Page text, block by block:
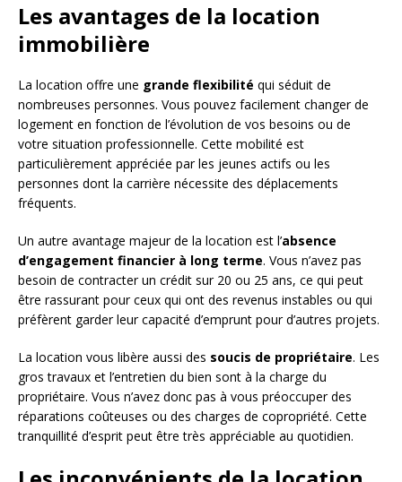
Les avantages de la location
immobilière
La location offre une grande flexibilité qui séduit de
nombreuses personnes. Vous pouvez facilement changer de
logement en fonction de l’évolution de vos besoins ou de
votre situation professionnelle. Cette mobilité est
particulièrement appréciée par les jeunes actifs ou les
personnes dont la carrière nécessite des déplacements
fréquents.
Un autre avantage majeur de la location est l’absence
d’engagement financier à long terme. Vous n’avez pas
besoin de contracter un crédit sur 20 ou 25 ans, ce qui peut
être rassurant pour ceux qui ont des revenus instables ou qui
préfèrent garder leur capacité d’emprunt pour d’autres projets.
La location vous libère aussi des soucis de propriétaire. Les
gros travaux et l’entretien du bien sont à la charge du
propriétaire. Vous n’avez donc pas à vous préoccuper des
réparations coûteuses ou des charges de copropriété. Cette
tranquillité d’esprit peut être très appréciable au quotidien.